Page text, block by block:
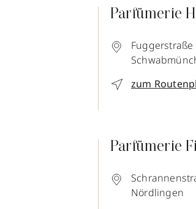
Parfümerie
Fuggerstraße
zum
Parfümerie
Nördlingen